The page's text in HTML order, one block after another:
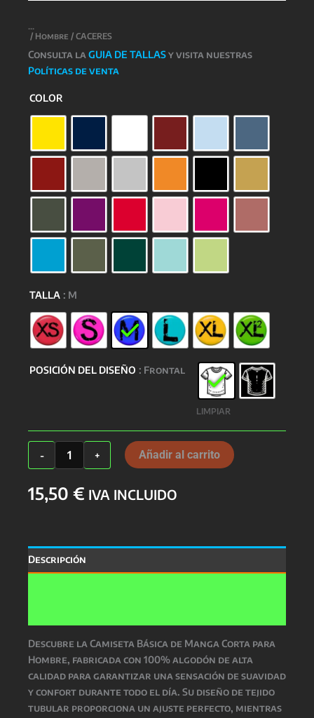
/ Hombre / CACERES
Consulta la GUIA DE TALLASy visita nuestras
Políticas de venta
COLOR
TALLA : M
POSICIÓN DEL DISEÑO : Frontal
LIMPIAR
-
CACERES
cantidad
+ Añadir al carrito
15,50 € IVA INCLUIDO
Descripción
Descubre la Camiseta Básica de Manga Corta para
Hombre, fabricada con 100% algodón de alta
calidad para garantizar una sensación de suavidad
y confort durante todo el día. Su diseño de tejido
tubular proporciona un ajuste perfecto, mientras